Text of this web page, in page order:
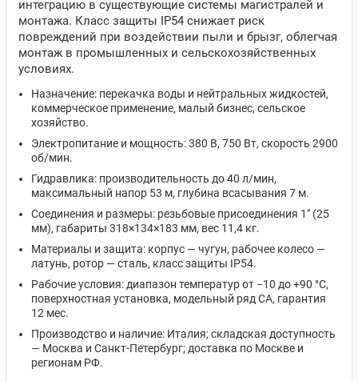
интеграцию в существующие системы магистралей и
монтажа. Класс защиты IP54 снижает риск
повреждений при воздействии пыли и брызг, облегчая
монтаж в промышленных и сельскохозяйственных
условиях.
Назначение: перекачка воды и нейтральных жидкостей,
коммерческое применение, малый бизнес, сельское
хозяйство.
Электропитание и мощность: 380 В, 750 Вт, скорость 2900
об/мин.
Гидравлика: производительность до 40 л/мин,
максимальный напор 53 м, глубина всасывания 7 м.
Соединения и размеры: резьбовые присоединения 1" (25
мм), габариты 318×134×183 мм, вес 11,4 кг.
Материалы и защита: корпус — чугун, рабочее колесо —
латунь, ротор — сталь, класс защиты IP54.
Рабочие условия: диапазон температур от −10 до +90 °C,
поверхностная установка, модельный ряд CA, гарантия
12 мес.
Производство и наличие: Италия; складская доступность
— Москва и Санкт‑Петербург; доставка по Москве и
регионам РФ.